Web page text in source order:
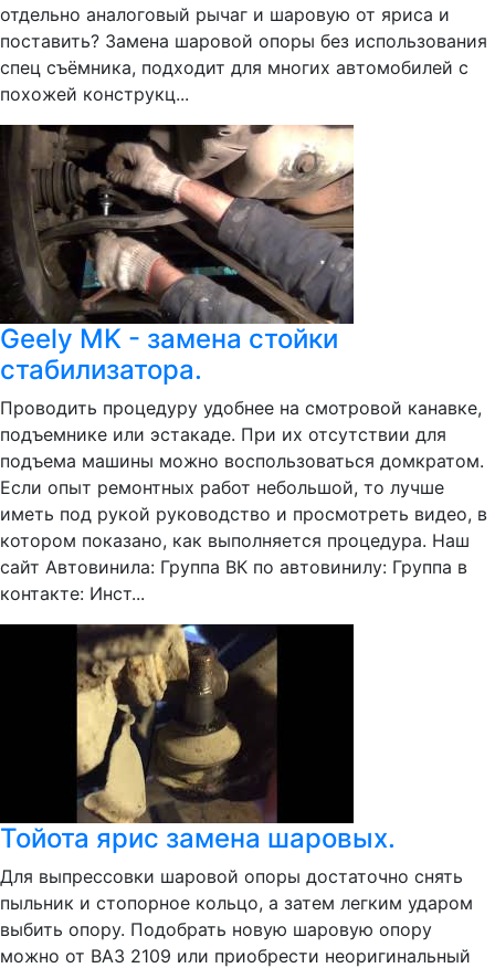
отдельно аналоговый рычаг и шаровую от яриса и
поставить? Замена шаровой опоры без использования
спец съёмника, подходит для многих автомобилей с
похожей конструкц...
Geely MK - замена стойки
стабилизатора.
Проводить процедуру удобнее на смотровой канавке,
подъемнике или эстакаде. При их отсутствии для
подъема машины можно воспользоваться домкратом.
Если опыт ремонтных работ небольшой, то лучше
иметь под рукой руководство и просмотреть видео, в
котором показано, как выполняется процедура. Наш
сайт Автовинила: Группа ВК по автовинилу: Группа в
контакте: Инст...
Тойота ярис замена шаровых.
Для выпрессовки шаровой опоры достаточно снять
пыльник и стопорное кольцо, а затем легким ударом
выбить опору. Подобрать новую шаровую опору
можно от ВАЗ 2109 или приобрести неоригинальный